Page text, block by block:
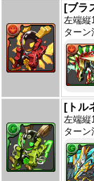
[ブラ
左端縦
ターン
[トル
左端縦
ターン